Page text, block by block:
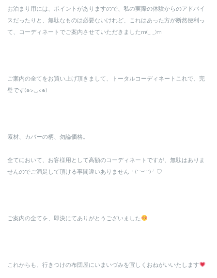
お泊まり用には、ポイントがありますので、私の実際の体験からのアドバイ
スだったりと、無駄なものは必要ないけれど、これはあった方が断然便利っ
て、コーディネートでご案内させていただきましたm(_ _)m
ご案内の全てをお買い上げ頂きまして、トータルコーディネートこれで、完
璧です(๑>◡<๑)
素材、カバーの柄、勿論価格。
全てにおいて、お客様用として高額のコーディネートですが、無駄はありま
せんのでご満足して頂ける事間違いありません╰(*´︶`*)╯♡
ご案内の全てを、即決にてありがとうございました
これからも、行きつけの布団屋にいまいづみを宜しくおねがいいたします